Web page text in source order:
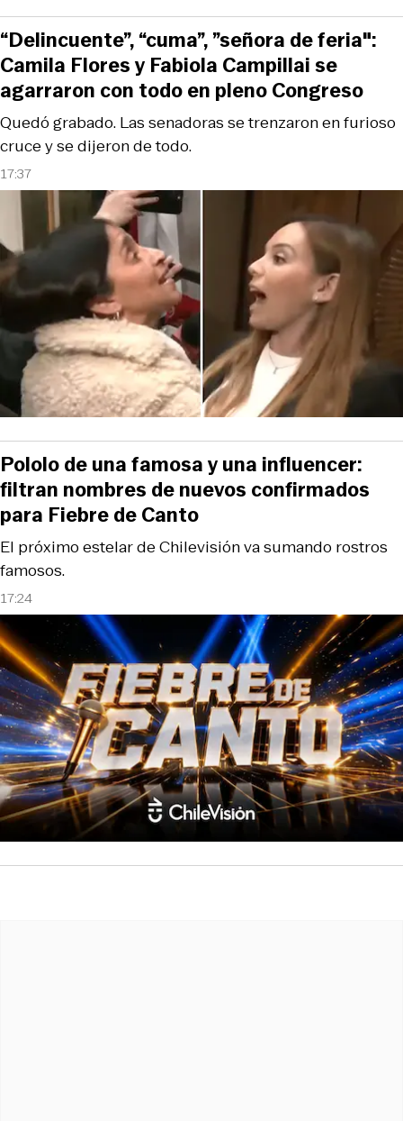
17:37
Quedó grabado. Las senadoras se trenzaron en furioso
cruce y se dijeron de todo.
“Delincuente”, “cuma”, ”señora de feria":
Camila Flores y Fabiola Campillai se
agarraron con todo en pleno Congreso
17:24
El próximo estelar de Chilevisión va sumando rostros
famosos.
Pololo de una famosa y una influencer:
filtran nombres de nuevos confirmados
para Fiebre de Canto